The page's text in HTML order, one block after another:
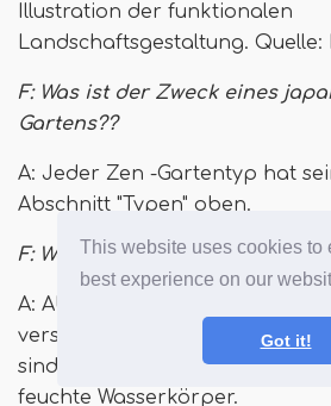
This website uses cookies to
best experience on our
Got it!
Illustration der funktionalen
Landschaftsgestaltung.
F: Was ist der Zweck eines
Gartens??
A: Jeder Zen -Gartentyp hat
Abschnitt "Typen" oben.
F: Was sind drei Artikel in
A: Abhängig vom Typ könnte es
verschiedene Elemente sein.
sind große Steine, Pflanzungen
feuchte Wasserkörper.